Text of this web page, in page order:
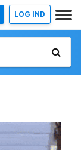
LOG IND